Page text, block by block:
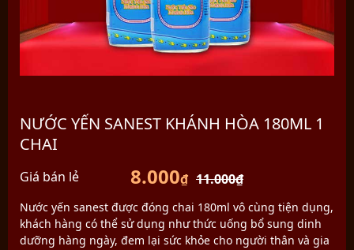
NƯỚC YẾN SANEST KHÁNH HÒA 180ML 1
CHAI
Giá bán lẻ 11.000₫
8.000₫
Nước yến sanest được đóng chai 180ml vô cùng tiện dụng,
khách hàng có thể sử dụng như thức uống bổ sung dinh
dưỡng hàng ngày, đem lại sức khỏe cho người thân và gia